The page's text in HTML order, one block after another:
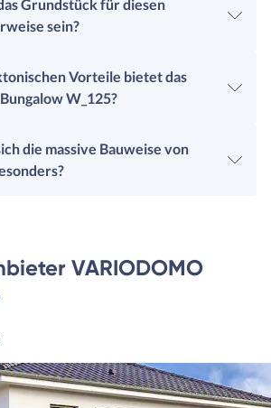
Grundstück für diesen
sein?
Vorteile bietet das
W_125?
die massive Bauweise von
VARIODOMO